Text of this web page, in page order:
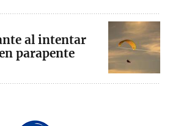
al intentar
parapente